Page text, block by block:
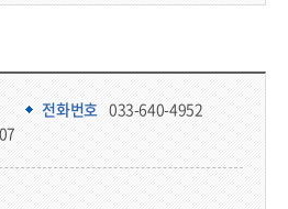
전화번호 033-640-4952